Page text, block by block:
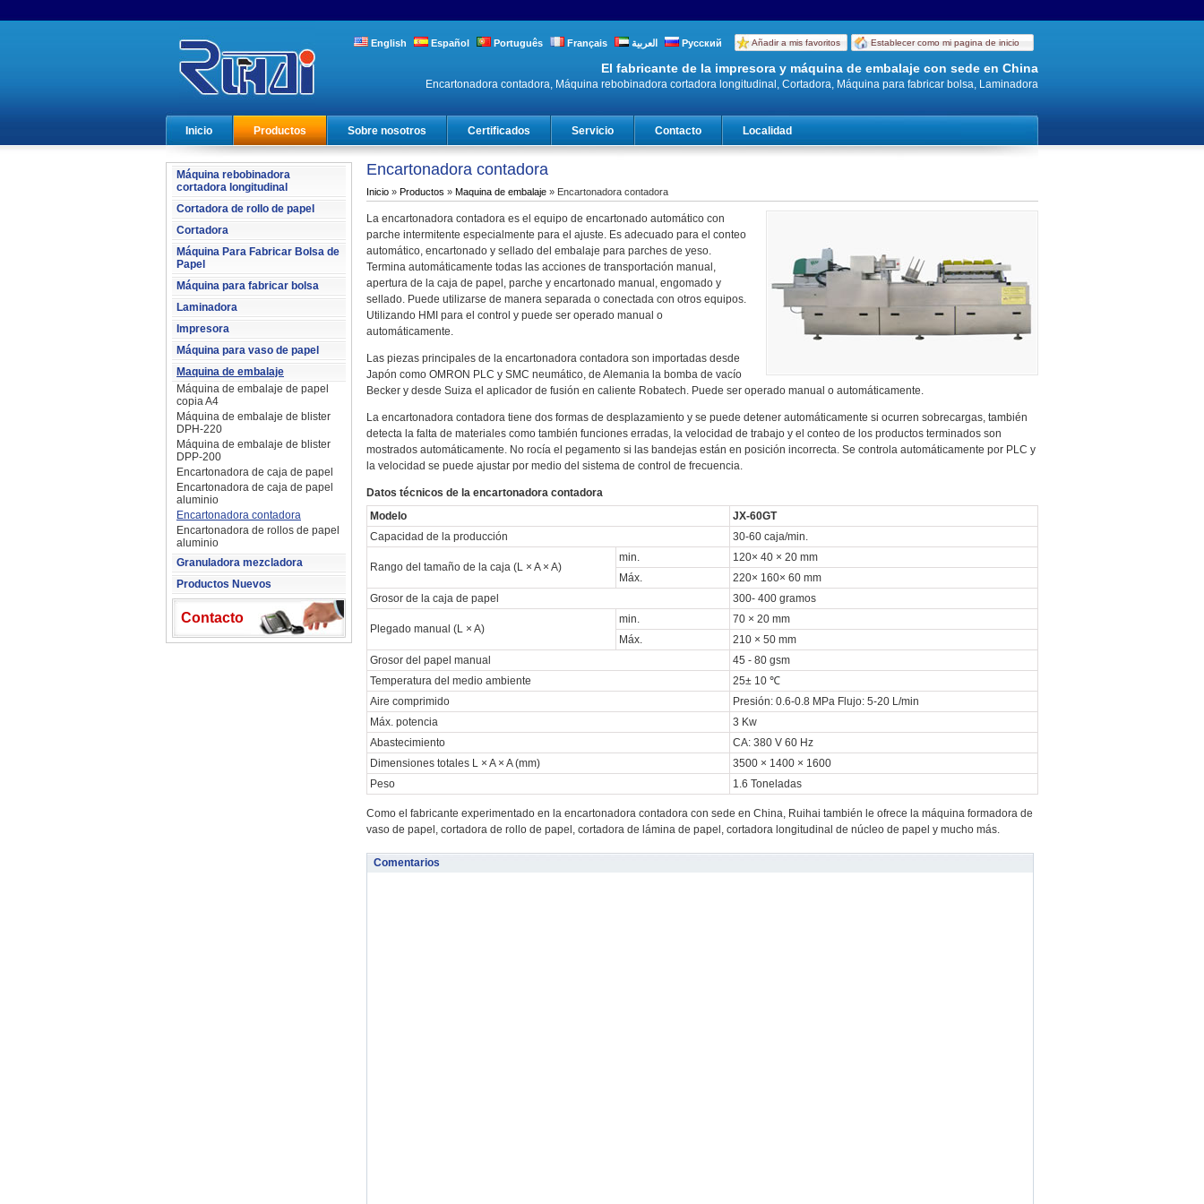
Establecer como mi pagina de inicio
Añadir a mis favoritos
English Español Português Français العربية Русский
El fabricante de la impresora y máquina de embalaje con sede en China
Encartonadora contadora, Máquina rebobinadora cortadora longitudinal, Cortadora, Máquina para fabricar bolsa, Laminadora
Inicio Productos Sobre nosotros Certificados Servicio Contacto Localidad
Máquina rebobinadora
cortadora longitudinal
Cortadora de rollo de papel
Cortadora
Máquina Para Fabricar Bolsa de
Papel
Máquina para fabricar bolsa
Laminadora
Impresora
Máquina para vaso de papel
Maquina de embalaje
Máquina de embalaje de papel
copia A4
Máquina de embalaje de blister
DPH-220
Máquina de embalaje de blister
DPP-200
Encartonadora de caja de papel
Encartonadora de caja de papel
aluminio
Encartonadora contadora
Encartonadora de rollos de papel
aluminio
Granuladora mezcladora
Productos Nuevos
Contacto
Encartonadora contadora
Inicio » Productos » Maquina de embalaje » Encartonadora contadora
La encartonadora contadora es el equipo de encartonado automático con
parche intermitente especialmente para el ajuste. Es adecuado para el conteo
automático, encartonado y sellado del embalaje para parches de yeso.
Termina automáticamente todas las acciones de transportación manual,
apertura de la caja de papel, parche y encartonado manual, engomado y
sellado. Puede utilizarse de manera separada o conectada con otros equipos.
Utilizando HMI para el control y puede ser operado manual o
automáticamente.
Las piezas principales de la encartonadora contadora son importadas desde
Japón como OMRON PLC y SMC neumático, de Alemania la bomba de vacío
Becker y desde Suiza el aplicador de fusión en caliente Robatech. Puede ser operado manual o automáticamente.
La encartonadora contadora tiene dos formas de desplazamiento y se puede detener automáticamente si ocurren sobrecargas, también
detecta la falta de materiales como también funciones erradas, la velocidad de trabajo y el conteo de los productos terminados son
mostrados automáticamente. No rocía el pegamento si las bandejas están en posición incorrecta. Se controla automáticamente por PLC y
la velocidad se puede ajustar por medio del sistema de control de frecuencia.
Datos técnicos de la encartonadora contadora
Modelo
JX-60GT
Capacidad de la producción
30-60 caja/min.
Rango del tamaño de la caja (L × A × A)
min.
120× 40 × 20 mm
Máx.
220× 160× 60 mm
Grosor de la caja de papel
300- 400 gramos
Plegado manual (L × A)
min.
70 × 20 mm
Máx.
210 × 50 mm
Grosor del papel manual
45 - 80 gsm
Temperatura del medio ambiente
25± 10 ℃
Aire comprimido
Presión: 0.6-0.8 MPa Flujo: 5-20 L/min
Máx. potencia
3 Kw
Abastecimiento
CA: 380 V 60 Hz
Dimensiones totales L × A × A (mm)
3500 × 1400 × 1600
Peso
1.6 Toneladas
Como el fabricante experimentado en la encartonadora contadora con sede en China, Ruihai también le ofrece la máquina formadora de
vaso de papel, cortadora de rollo de papel, cortadora de lámina de papel, cortadora longitudinal de núcleo de papel y mucho más.
Comentarios